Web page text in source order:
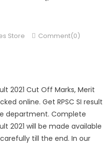
Store Comment(0)
2021 Cut Off Marks, Merit
online. Get RPSC SI result
department. Complete
2021 will be made available
till the end. In our